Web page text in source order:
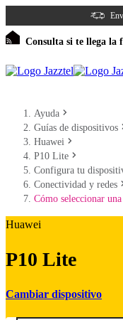
Consulta si te llega la
Ayuda
Guías de dispositivos
Huawei
P10 Lite
Configura tu
Conectividad y redes
Cómo seleccionar
Huawei
P10 Lite
Cambiar dispositivo